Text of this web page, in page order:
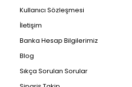
Kullanıcı Sözleşmesi
İletişim
Banka Hesap Bilgilerimiz
Blog
Sıkça Sorulan Sorular